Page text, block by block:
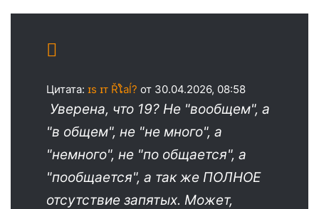
Цитата: ɪs ɪᴛ Řໂaĺ? от 30.04.2026, 08:58
Уверена, что 19? Не "вообщем", а
"в общем", не "не много", а
"немного", не "по общается", а
"пообщается", а так же ПОЛНОЕ
отсутствие запятых. Может,